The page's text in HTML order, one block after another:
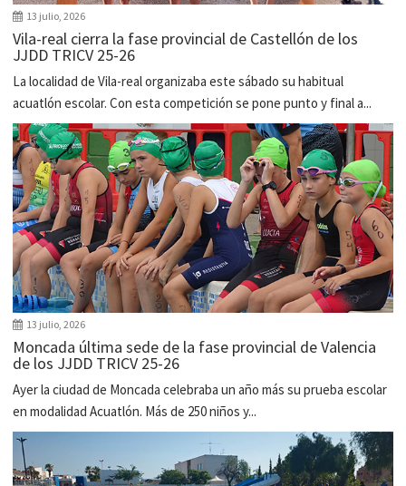
13 julio, 2026
Vila-real cierra la fase provincial de Castellón de los
JJDD TRICV 25-26
La localidad de Vila-real organizaba este sábado su habitual
acuatlón escolar. Con esta competición se pone punto y final a...
13 julio, 2026
Moncada última sede de la fase provincial de Valencia
de los JJDD TRICV 25-26
Ayer la ciudad de Moncada celebraba un año más su prueba escolar
en modalidad Acuatlón. Más de 250 niños y...